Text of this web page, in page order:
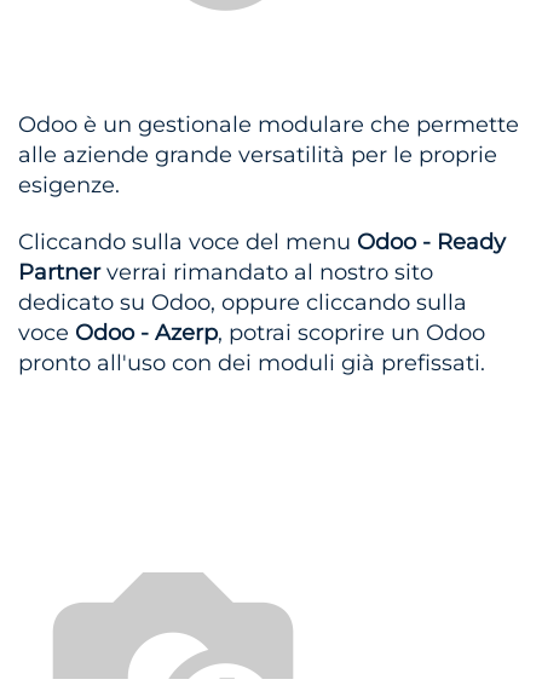
Odoo è un gestionale modulare che permette
alle aziende grande versatilità per le proprie
esigenze.
Cliccando sulla voce del menu Odoo - Ready
Partnerverrai rimandato al nostro sito
dedicato su Odoo, oppure cliccando sulla
voce Odoo - Azerp, potrai scoprire un Odoo
pronto all'uso con dei moduli già prefissati.